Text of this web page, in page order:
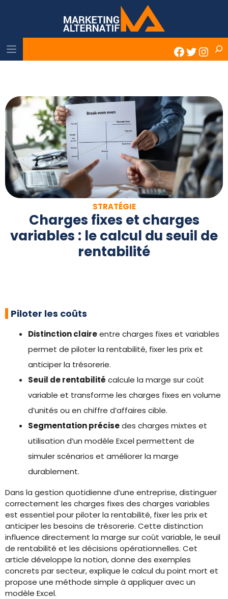
Twitter
STRATÉGIE
Charges fixes et charges
variables : le calcul du seuil de
rentabilité
Piloter les coûts
Distinction claireentre charges fixes et variables
permet de piloter la rentabilité, fixer les prix et
anticiper la trésorerie.
Seuil de rentabilité calcule la marge sur coût
variable et transforme les charges fixes en volume
d’unités ou en chiffre d’affaires cible.
Segmentation précisedes charges mixtes et
utilisation d’un modèle Excel permettent de
simuler scénarios et améliorer la marge
durablement.
Dans la gestion quotidienne d’une entreprise, distinguer
correctement les charges fixes des charges variables
est essentiel pour piloter la rentabilité, fixer les prix et
anticiper les besoins de trésorerie. Cette distinction
influence directement la marge sur coût variable, le seuil
de rentabilité et les décisions opérationnelles. Cet
article développe la notion, donne des exemples
concrets par secteur, explique le calcul du point mort et
propose une méthode simple à appliquer avec un
modèle Excel.